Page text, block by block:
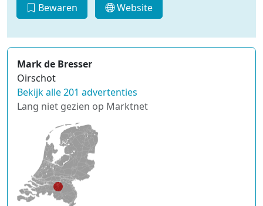
Bewaren Website
Mark de Bresser
Oirschot
Bekijk alle 201 advertenties
Lang niet gezien op Marktnet